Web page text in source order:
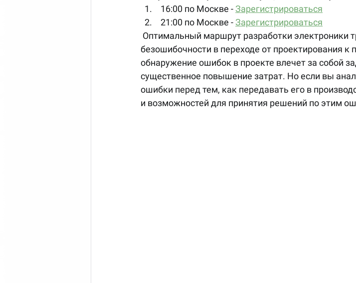
16:00 по Москве - Зарегистрироваться
21:00 по Москве - Зарегистрироваться
безошибочности в переходе от проектирования
обнаружение ошибок в проекте влечет за собой
существенное повышение затрат. Но если вы
ошибки перед тем, как передавать его в
и возможностей для принятия решений по этим